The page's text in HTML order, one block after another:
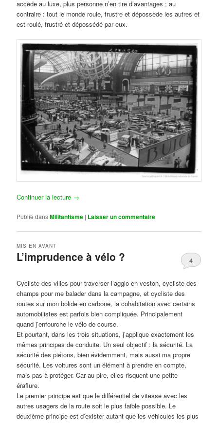
accède au luxe, plus personne n’en tire d’avantages ; au
contraire : tout le monde roule, frustre et dépossède les autres et
est roulé, frustré et dépossédé par eux.
Continuer la lecture →
Publié dansMilitantisme | Laisser un commentaire
L’imprudence à vélo ?
MIS EN AVANT
4
Cycliste des villes pour traverser l’agglo en veston, cycliste des
champs pour me balader dans la campagne, et cycliste des
routes sur mon bolide en carbone, la cohabitation avec certains
automobilistes est parfois bien compliquée. Principalement
quand j’enfourche le vélo de course.
Et pourtant, dans les trois situations, j’applique exactement les
mêmes principes de conduite. Un seul objectif : la sécurité. La
sécurité des piétons, bien évidemment, mais aussi ma propre
sécurité. Les voitures sont un élément à prendre en compte,
mais pas à protéger. Car au pire, elles risquent une petite
éraflure.
Le premier principe est que le différentiel de vitesse avec les
autres usagers de la route soit le plus faible possible. Le
deuxième principe est d’exister autant que les véhicules les plus